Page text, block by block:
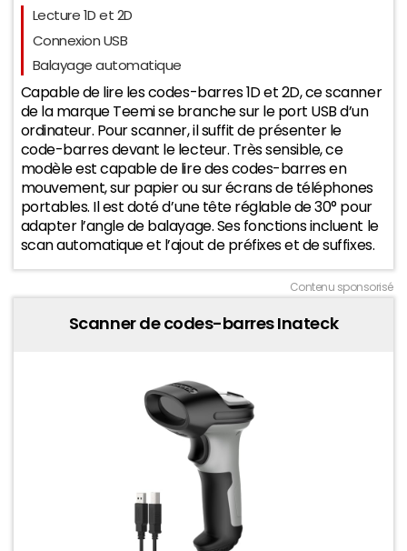
Evolution du prix le plus bas (neuf):
2025 2026
100
150
Lecture 1D et 2D
Connexion USB
Balayage automatique
Capable de lire les codes-barres 1D et 2D, ce scanner
de la marque Teemi se branche sur le port USB d’un
ordinateur. Pour scanner, il suffit de présenter le
code-barres devant le lecteur. Très sensible, ce
modèle est capable de lire des codes-barres en
mouvement, sur papier ou sur écrans de téléphones
portables. Il est doté d’une tête réglable de 30° pour
adapter l’angle de balayage. Ses fonctions incluent le
scan automatique et l’ajout de préfixes et de suffixes.
Contenu sponsorisé
Scanner de codes-barres Inateck